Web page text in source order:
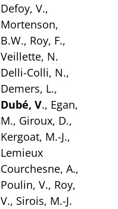
Defoy, V.,
Mortenson,
B.W., Roy, F.,
Veillette, N.
Delli-Colli, N.,
Demers, L.,
Dubé, V., Egan,
M., Giroux, D.,
Kergoat, M.-J.,
Lemieux
Courchesne, A.,
Poulin, V., Roy,
V., Sirois, M.-J.